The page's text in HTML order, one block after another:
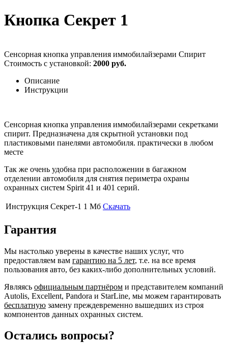
Кнопка Секрет 1
Сенсорная кнопка управления иммобилайзерами Спирит
Стоимость с установкой: 2000 руб.
Описание
Инструкции
Сенсорная кнопка управления иммобилайзерами секретками
спирит. Предназначена для скрытной установки под
пластиковыми панелями автомобиля. практически в любом
месте
Так же очень удобна при расположении в багажном
отделении автомобиля для снятия периметра охраны
охранных систем Spirit 41 и 401 серий.
Инструкция Секрет-1 1 Мб Скачать
Гарантия
Мы настолько уверены в качестве наших услуг, что
предоставляем вам гарантию на 5 лет, т.е. на все время
пользования авто, без каких-либо дополнительных условий.
Являясь официальным партнёром и представителем компаний
Autolis, Excellent, Pandora и StarLine, мы можем гарантировать
бесплатную замену преждевременно вышедших из строя
компонентов данных охранных систем.
Остались вопросы?